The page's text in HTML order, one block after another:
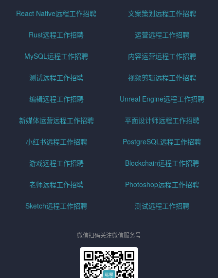
React Native远程工作招聘 文案策划远程工作招聘
Rust远程工作招聘 运营远程工作招聘
MySQL远程工作招聘 内容运营远程工作招聘
测试远程工作招聘 视频剪辑远程工作招聘
编辑远程工作招聘 Unreal Engine远程工作招聘
新媒体运营远程工作招聘 平面设计师远程工作招聘
小红书远程工作招聘 PostgreSQL远程工作招聘
游戏远程工作招聘 Blockchain远程工作招聘
老师远程工作招聘 Photoshop远程工作招聘
Sketch远程工作招聘 测试远程工作招聘
微信扫码关注微信服务号